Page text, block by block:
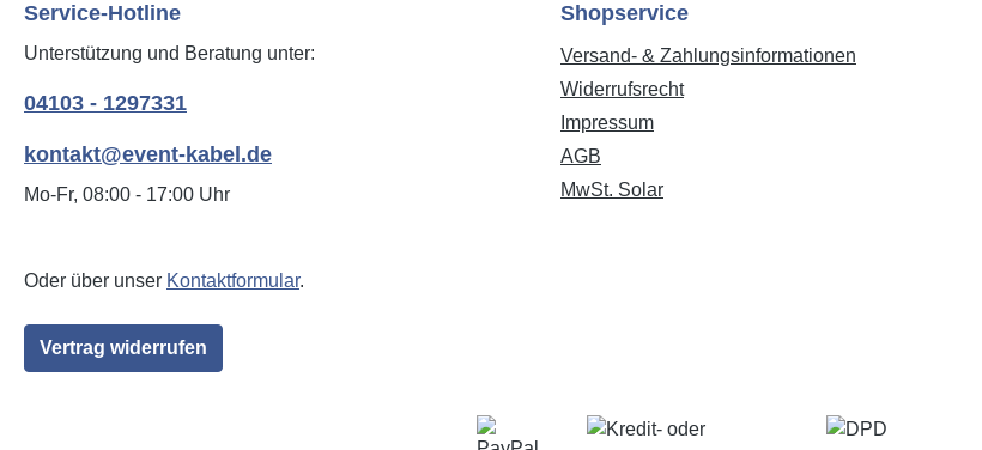
Service-Hotline
Unterstützung und Beratung unter:
04103 - 1297331
kontakt@event-kabel.de
Mo-Fr, 08:00 - 17:00 Uhr
Oder über unser Kontaktformular.
Vertrag widerrufen
Shopservice
Versand- & Zahlungsinformationen
Widerrufsrecht
Impressum
AGB
MwSt. Solar